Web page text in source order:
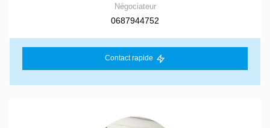
Négociateur
0687944752
Contact rapide